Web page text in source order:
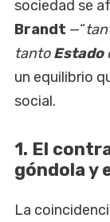
sociedad se
Brandt —“
tantoEstado
un equilibrio
social.
1. El
góndola y
La